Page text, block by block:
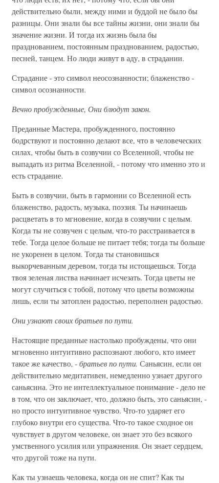
действительно были, между ними и буддой не было бы
разницы. Они знали бы все тайны жизни, они знали бы
значение жизни. И тогда их жизнь была бы
празднованием, постоянным празднованием, радостью,
песней, танцем. Но люди живут в аду, в страдании.
Страдание - это символ неосознанности; блаженство -
символ осознанности.
Вечно пробужденные, Они блюдут закон.
Преданные Мастера, пробужденного, постоянно
бодрствуют и постоянно делают все, что в человеческих
силах, чтобы быть в созвучии со Вселенной, чтобы не
выпадать из ритма Вселенной, - потому что именно это и
есть страдание.
Быть в созвучии, быть в гармонии со Вселенной есть
блаженство, радость, музыка, поэзия. Ты начинаешь
расцветать в то мгновение, когда в созвучии с целым.
Когда ты не созвучен с целым, что-то расстраивается в
тебе. Тогда целое больше не питает тебя; тогда ты больше
не укоренен в целом. Тогда ты становишься
выкорчеванным деревом, тогда ты истощаешься. Тогда
твоя зеленая листва начинает исчезать. Тогда цветы не
могут случиться с тобой, потому что цветы возможны
лишь, если ты затоплен радостью, переполнен радостью.
Они узнают своих братьев по пути.
Настоящие преданные настолько пробуждены, что они
мгновенно интуитивно распознают любого, кто имеет
такое же качество, -братьев по пути. Саньясин, если он
действительно медитативен, немедленно узнает другого
саньясина. Это не интеллектуальное понимание - дело не
в том, что он заключает, что, должно быть, это саньясин, -
но просто интуитивное чувство. Что-то ударяет его
глубоко внутри его существа. Что-то такое сходное он
чувствует в другом человеке, он знает это без всякого
умственного усилия или упражнения. Он знает сердцем,
что другой тоже на пути.
Как ты узнаешь человека, когда он не спит? Как ты